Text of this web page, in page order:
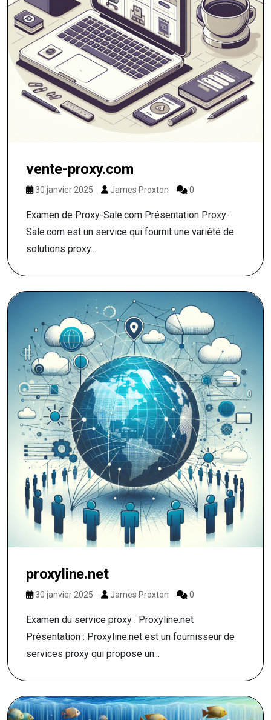
vente-proxy.com
30 janvier 2025 James Proxton 0
Examen de Proxy-Sale.com Présentation Proxy-
Sale.com est un service qui fournit une variété de
solutions proxy...
proxyline.net
30 janvier 2025 James Proxton 0
Examen du service proxy : Proxyline.net
Présentation : Proxyline.net est un fournisseur de
services proxy qui propose un...